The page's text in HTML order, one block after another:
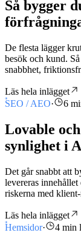
Så bygger
De flesta lägger
besök och kund.
snabbhet,
Läs hela inlägget
SEO / AEO· 6
Lovable
synlighet i
Det går snabbt att
levereras
riskerna med
Läs hela inlägget
Hemsidor· 4 min